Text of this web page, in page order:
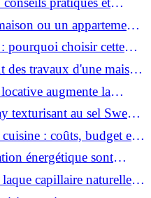
ou un appartement
et astuces ?
pourquoi choisir cette
?
des travaux d'une maison
augmente la
?
texturisant au sel Sweet
plage ?: coûts, budget et
énergétique sont
?
capillaire naturelle